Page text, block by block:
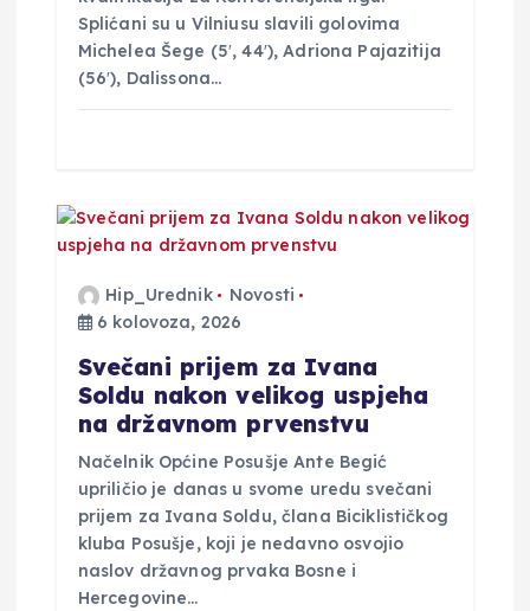
Splićani su u Vilniusu slavili golovima
Michelea Šege (5′, 44′), Adriona Pajazitija
(56′), Dalissona…
Hip_Urednik
Novosti
6 kolovoza, 2026
Svečani prijem za Ivana
Soldu nakon velikog uspjeha
na državnom prvenstvu
Načelnik Općine Posušje Ante Begić
upriličio je danas u svome uredu svečani
prijem za Ivana Soldu, člana Biciklističkog
kluba Posušje, koji je nedavno osvojio
naslov državnog prvaka Bosne i
Hercegovine…